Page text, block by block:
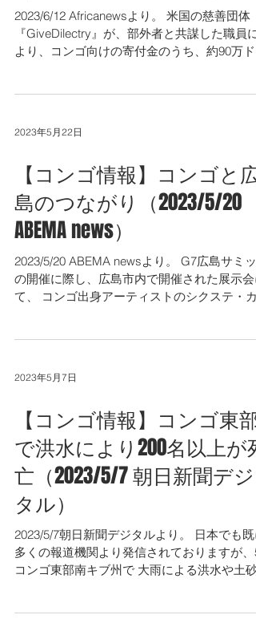
2023/6/12 Africanewsより。 米国の慈善団体
『GiveDilectry』が、部外者と共謀した職員に
より、コンゴ向けの寄付金のうち、約90万ド
2023年5月22日
【コンゴ情報】コンゴと広
島のつながり（2023/5/20
ABEMA news）
2023/5/20 ABEMA newsより。 G7広島サミッ
の開催に際し、広島市内で開催された展示会
て、 コンゴ出身アーティストのシクステ・カ
2023年5月7日
【コンゴ情報】コンゴ東部
で洪水により200名以上が死
亡（2023/5/7 朝日新聞デジ
タル）
2023/5/7朝日新聞デジタルより。 日本でも既
多くの報道機関より発信されておりますが、
コンゴ東部南キブ州で 大雨による洪水や土砂